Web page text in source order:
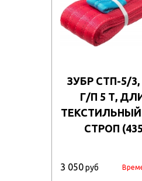
ЗУБР СТП-5/
Г/П 5 Т,
СТРОП
3 050руб